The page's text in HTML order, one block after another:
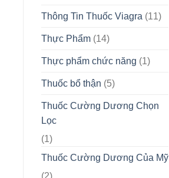
Thông Tin Thuốc Viagra (11)
Thực Phẩm(14)
Thực phẩm chức năng (1)
Thuốc bổ thận (5)
Thuốc Cường Dương Chọn
Lọc
(1)
Thuốc Cường Dương Của Mỹ
(2)